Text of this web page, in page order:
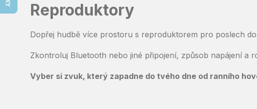
Reproduktory
Dopřej hudbě více prostoru s reproduktorem pro poslech
Zkontroluj Bluetooth nebo jiné připojení, způsob napájení a
Vyber si zvuk, který zapadne do tvého dne od ranního